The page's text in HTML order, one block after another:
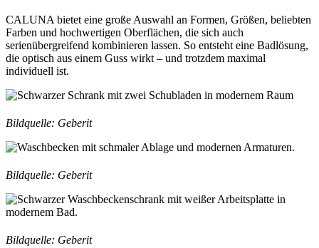
CALUNA bietet eine große Auswahl an Formen, Größen, beliebten
Farben und hochwertigen Oberflächen, die sich auch
serienübergreifend kombinieren lassen. So entsteht eine Badlösung,
die optisch aus einem Guss wirkt – und trotzdem maximal
individuell ist.
Bildquelle: Geberit
Bildquelle: Geberit
Bildquelle: Geberit